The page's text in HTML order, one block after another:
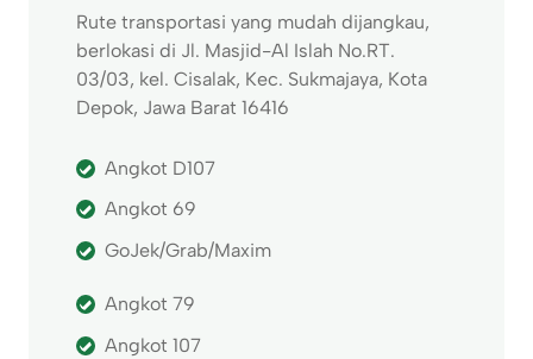
Rute transportasi yang mudah dijangkau,
berlokasi di Jl. Masjid-Al Islah No.RT.
03/03, kel. Cisalak, Kec. Sukmajaya, Kota
Depok, Jawa Barat 16416
Angkot D107
Angkot 69
GoJek/Grab/Maxim
Angkot 79
Angkot 107